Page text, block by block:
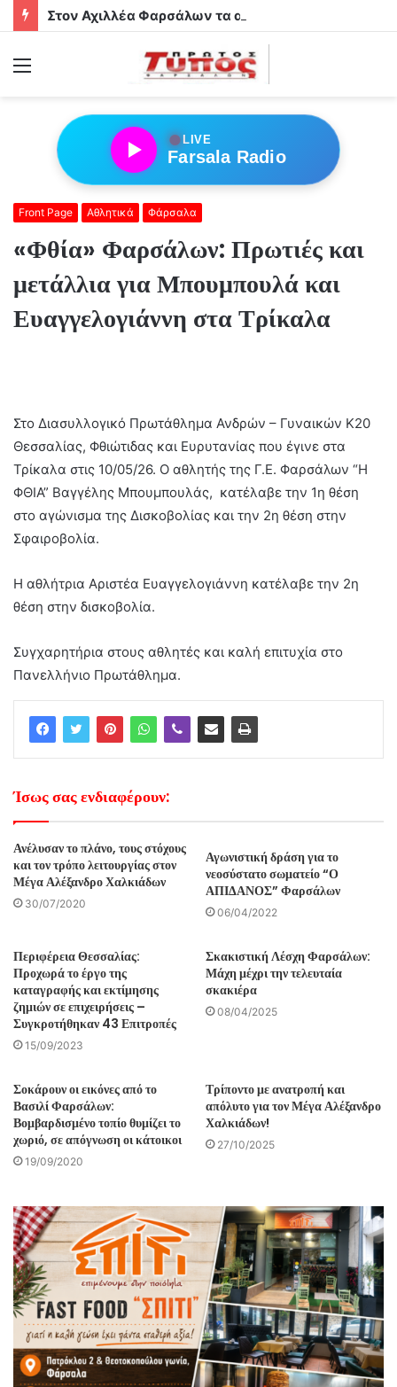
Στον Αχιλλέα Φαρσάλων τα αδέρφια Φούσα!
●LIVE
Farsala Radio
Front Page Αθλητικά Φάρσαλα
«Φθία» Φαρσάλων: Πρωτιές και
μετάλλια για Μπουμπουλά και
Ευαγγελογιάννη στα Τρίκαλα
Στο Διασυλλογικό Πρωτάθλημα Ανδρών – Γυναικών Κ20
Θεσσαλίας, Φθιώτιδας και Ευρυτανίας που έγινε στα
Τρίκαλα στις 10/05/26. Ο αθλητής της Γ.Ε. Φαρσάλων “Η
ΦΘΙΑ” Βαγγέλης Μπουμπουλάς, κατέλαβε την 1η θέση
στο αγώνισμα της Δισκοβολίας και την 2η θέση στην
Σφαιροβολία.
Η αθλήτρια Αριστέα Ευαγγελογιάννη κατέλαβε την 2η
θέση στην δισκοβολία.
Συγχαρητήρια στους αθλητές και καλή επιτυχία στο
Πανελλήνιο Πρωτάθλημα.
Ίσως σας ενδιαφέρουν:
Ανέλυσαν το πλάνο, τους στόχους
και τον τρόπο λειτουργίας στον
Μέγα Αλέξανδρο Χαλκιάδων
30/07/2020
Αγωνιστική δράση για το
νεοσύστατο σωματείο “Ο
ΑΠΙΔΑΝΟΣ” Φαρσάλων
06/04/2022
Περιφέρεια Θεσσαλίας:
Προχωρά το έργο της
καταγραφής και εκτίμησης
ζημιών σε επιχειρήσεις –
Συγκροτήθηκαν 43 Επιτροπές
15/09/2023
Σκακιστική Λέσχη Φαρσάλων:
Μάχη μέχρι την τελευταία
σκακιέρα
08/04/2025
Σοκάρουν οι εικόνες από το
Βασιλί Φαρσάλων:
Βομβαρδισμένο τοπίο θυμίζει το
χωριό, σε απόγνωση οι κάτοικοι
19/09/2020
Τρίποντο με ανατροπή και
απόλυτο για τον Μέγα Αλέξανδρο
Χαλκιάδων!
27/10/2025